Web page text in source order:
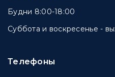
Будни 8:00-18:00
Суббота и воскресенье -
Телефоны